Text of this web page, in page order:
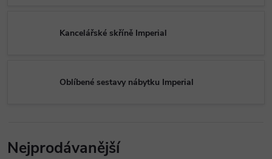
Kancelářské skříně Imperial
Oblíbené sestavy nábytku Imperial
Nejprodávanější